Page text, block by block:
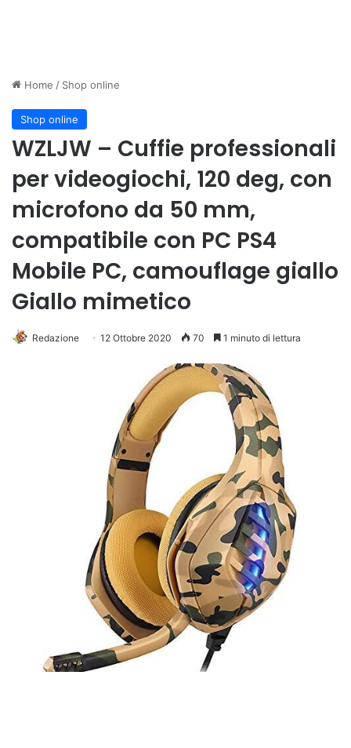
Home / Shop online
Shop online
WZLJW – Cuffie professionali
per videogiochi, 120 deg, con
microfono da 50 mm,
compatibile con PC PS4
Mobile PC, camouflage giallo
Giallo mimetico
Redazione 12 Ottobre 2020 70 1 minuto di lettura